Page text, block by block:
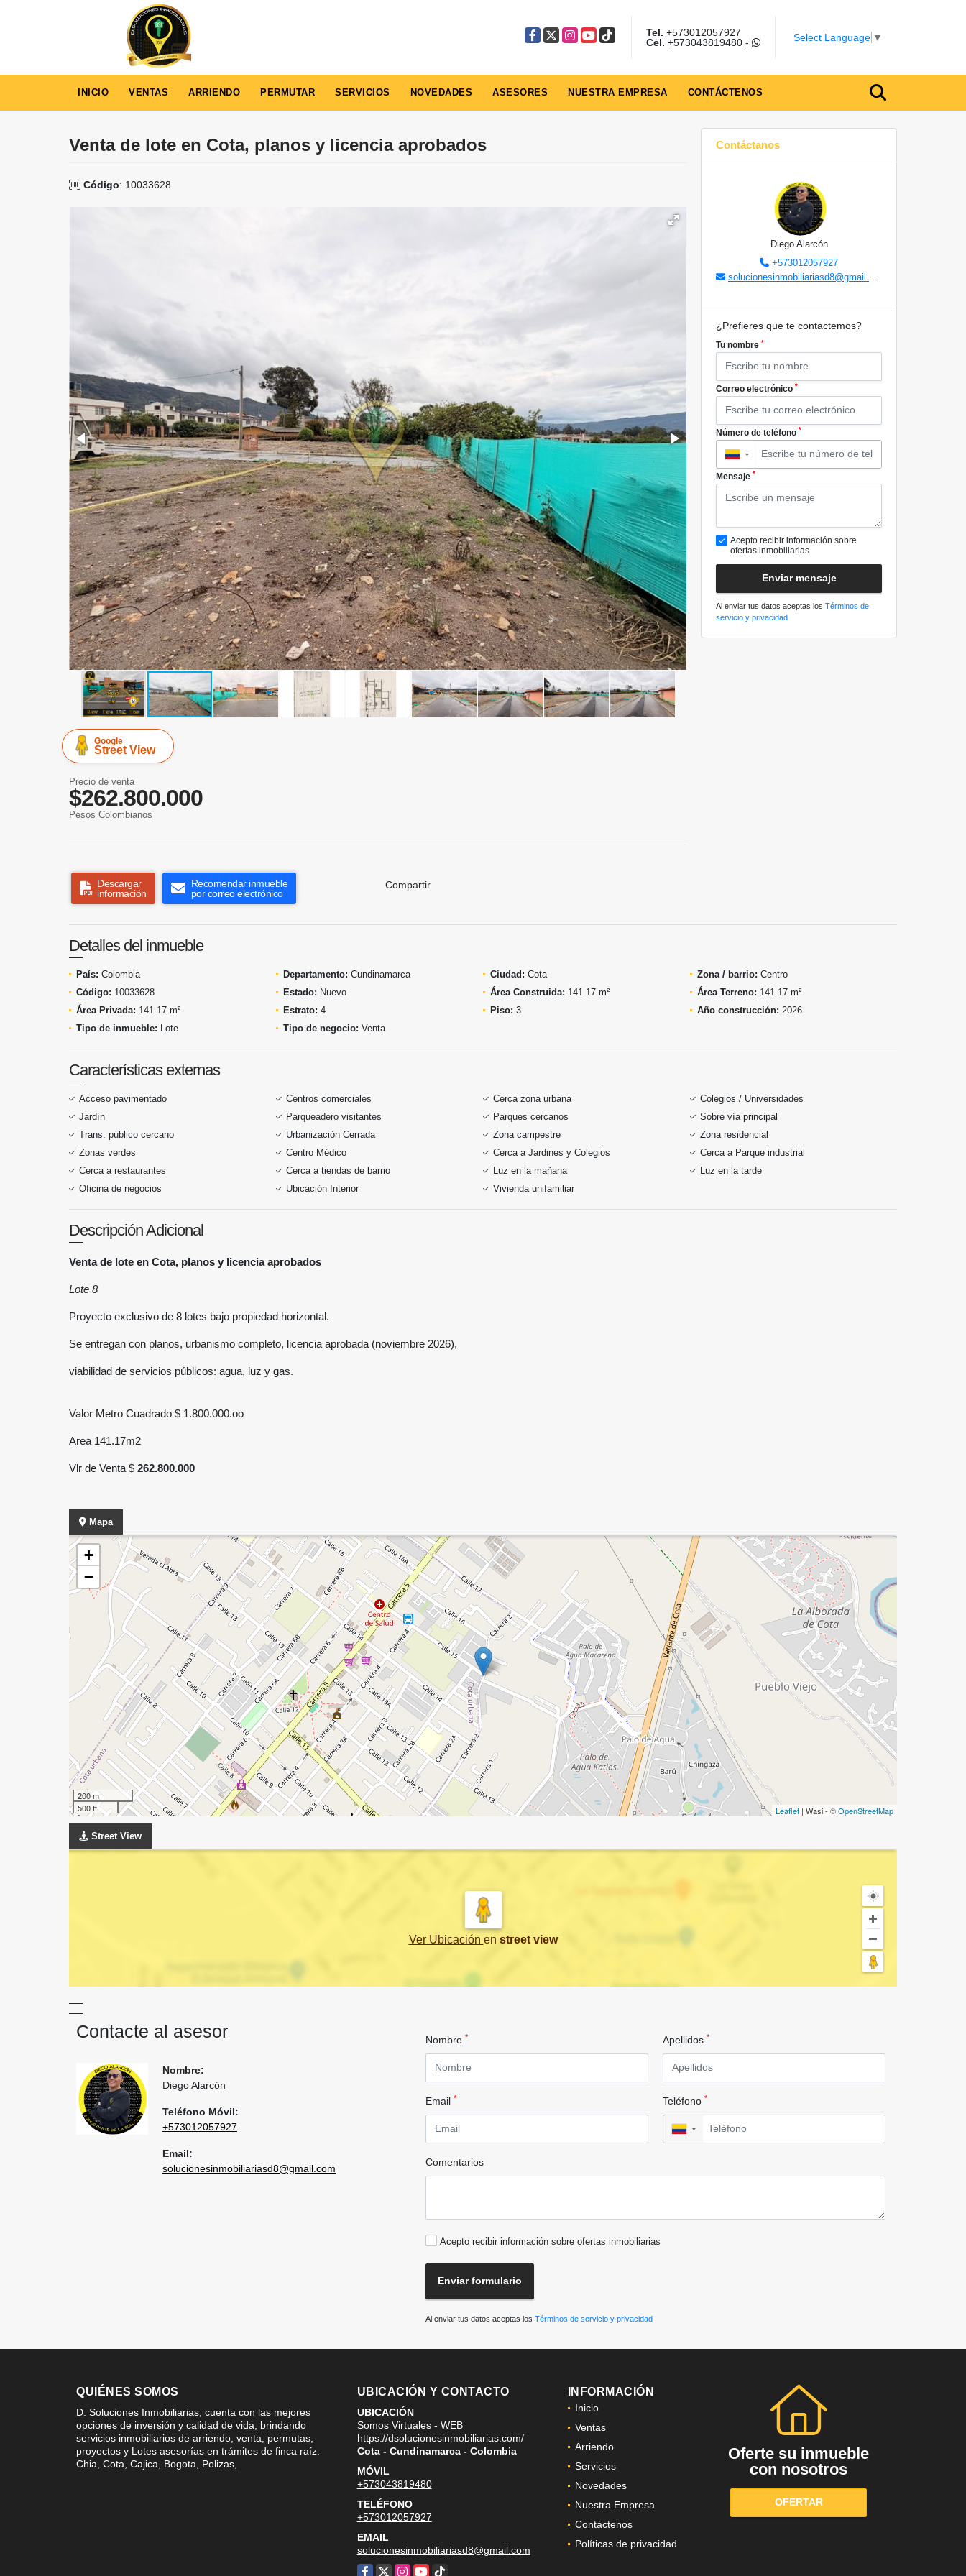
Facebook
X Instagram
YouTube
TikTok Tel. +573012057927
Cel. +573043819480- Select Language ▼
INICIO VENTAS ARRIENDO PERMUTAR SERVICIOS NOVEDADES ASESORES NUESTRA EMPRESA CONTÁCTENOS
Venta de lote en Cota, planos y licencia aprobados
Código: 10033628
Google
Street View
Precio de venta
$262.800.000
Pesos Colombianos
Descargar
información
Recomendar inmueble
por correo electrónico
Compartir
Contáctanos
Diego Alarcón
+573012057927
solucionesinmobiliariasd8@gmail.com
¿Prefieres que te contactemos?
Tu nombre *
Correo electrónico *
Número de teléfono *
▼
Mensaje *
Acepto recibir información sobre
ofertas inmobiliarias
Enviar mensaje
Al enviar tus datos aceptas los Términos de
servicio y privacidad
Detalles del inmueble
País: Colombia Departamento: Cundinamarca Ciudad: Cota Zona / barrio: Centro
Código: 10033628 Estado: Nuevo Área Construida: 141.17 m² Área Terreno: 141.17 m²
Área Privada: 141.17 m² Estrato: 4 Piso: 3 Año construcción: 2026
Tipo de inmueble: Lote Tipo de negocio: Venta
Características externas
Acceso pavimentado Centros comerciales Cerca zona urbana
Colegios / Universidades
Jardín
Parqueadero visitantes Parques cercanos
Sobre vía principal
Trans. público cercano
Urbanización Cerrada Zona campestre
Zona residencial
Zonas verdes
Centro Médico Cerca a Jardines y Colegios
Cerca a Parque industrial
Cerca a restaurantes
Cerca a tiendas de barrio Luz en la mañana
Luz en la tarde
Oficina de negocios
Ubicación Interior Vivienda unifamiliar
Descripción Adicional
Venta de lote en Cota, planos y licencia aprobados
Lote 8
Proyecto exclusivo de 8 lotes bajo propiedad horizontal.
Se entregan con planos, urbanismo completo, licencia aprobada (noviembre 2026),
viabilidad de servicios públicos: agua, luz y gas.
Valor Metro Cuadrado $ 1.800.000.oo
Area 141.17m2
Vlr de Venta $ 262.800.000
Mapa
+
−
200 m
500 ft
Leaflet | Wasi - ©OpenStreetMap
Street View
Ver Ubicación en street view
Contacte al asesor
Nombre:
Diego Alarcón
Teléfono Móvil:
+573012057927
Email:
solucionesinmobiliariasd8@gmail.com
Nombre * Apellidos *
Email * Teléfono *
▼
Comentarios
Acepto recibir información sobre ofertas inmobiliarias
Enviar formulario
Al enviar tus datos aceptas los Términos de servicio y privacidad
QUIÉNES SOMOS
D. Soluciones Inmobiliarias, cuenta con las mejores
opciones de inversión y calidad de vida, brindando
servicios inmobiliarios de arriendo, venta, permutas,
proyectos y Lotes asesorías en trámites de finca raíz.
Chia, Cota, Cajica, Bogota, Polizas,
UBICACIÓN Y CONTACTO
UBICACIÓN
Somos Virtuales - WEB
https://dsolucionesinmobiliarias.com/
Cota - Cundinamarca - Colombia
MÓVIL
+573043819480
TELÉFONO
+573012057927
EMAIL
solucionesinmobiliariasd8@gmail.com
Facebook
X Instagram
YouTube
TikTok
INFORMACIÓN
Inicio
Ventas
Arriendo
Servicios
Novedades
Nuestra Empresa
Contáctenos
Políticas de privacidad
Oferte su inmueble
con nosotros
OFERTAR